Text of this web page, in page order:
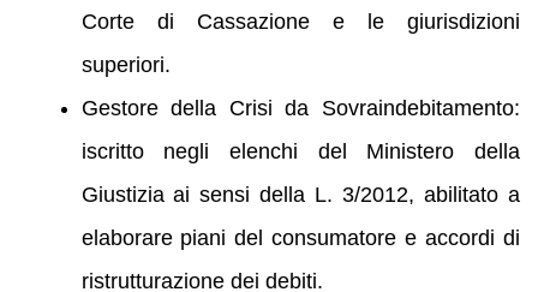
Corte di Cassazione e le giurisdizioni
superiori.
Gestore della Crisi da Sovraindebitamento:
iscritto negli elenchi del Ministero della
Giustizia ai sensi della L. 3/2012, abilitato a
elaborare piani del consumatore e accordi di
ristrutturazione dei debiti.